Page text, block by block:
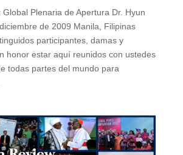
Plenaria de Apertura Dr. Hyun
de 2009 Manila, Filipinas
participantes, damas y
honor estar aquí reunidos con ustedes
todas partes del mundo para